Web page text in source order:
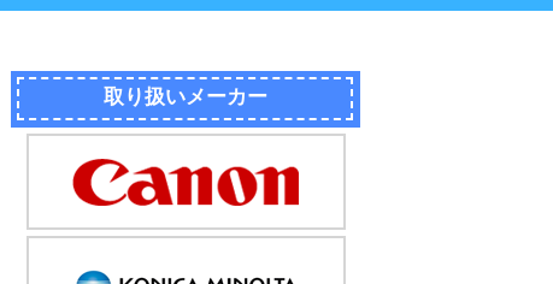
取り扱いメーカー